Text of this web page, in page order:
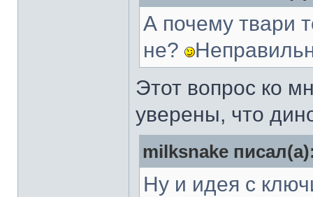
А почему твари
не?
Этот вопрос ко
уверены, что
milksnake
Ну и идея с